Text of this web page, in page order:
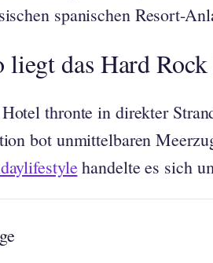
spanischen Resort-
liegt das Hard
thronte in direkter
bot unmittelbaren
handelte es sich